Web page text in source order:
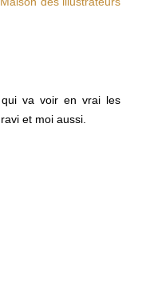
va voir en vrai les
et moi aussi.